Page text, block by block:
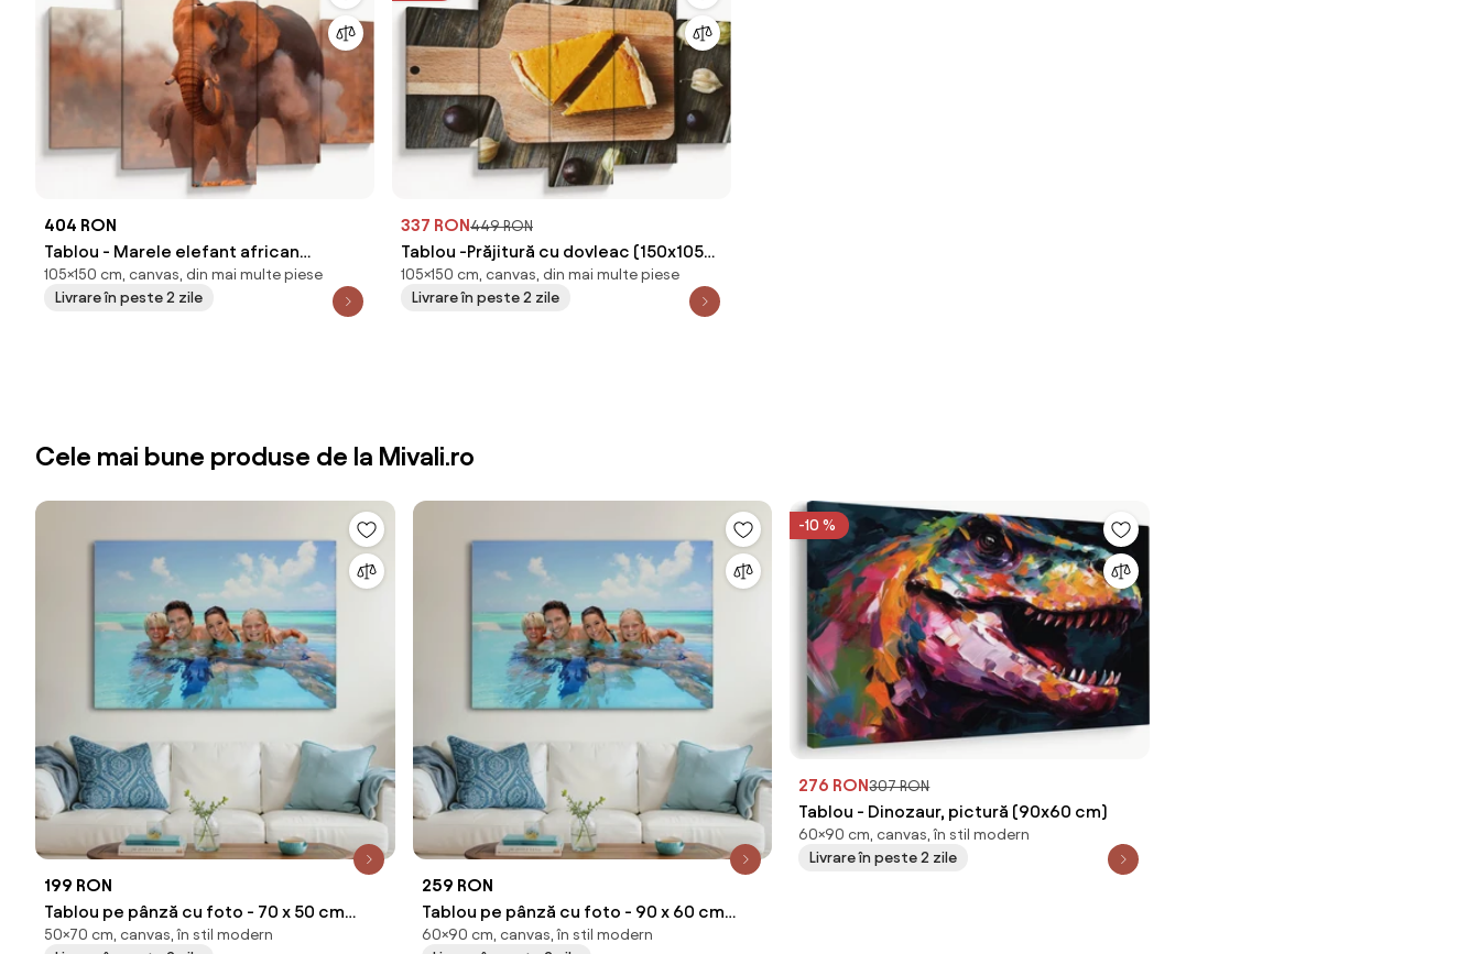
404 RON
Tablou - Marele elefant african
(150x105 cm)
105×150 cm, canvas, din mai multe piese
Livrare în peste 2 zile
337 RON449 RON
Tablou -Prăjitură cu dovleac (150x105
cm)
105×150 cm, canvas, din mai multe piese
Livrare în peste 2 zile
Cele mai bune produse de la Mivali.ro
199 RON
Tablou pe pânză cu foto - 70 x 50 cm
(70x50 cm)
50×70 cm, canvas, în stil modern
259 RON
Tablou pe pânză cu foto - 90 x 60 cm
(90x60 cm)
60×90 cm, canvas, în stil modern
-10 %
276 RON307 RON
Tablou - Dinozaur, pictură (90x60 cm)
60×90 cm, canvas, în stil modern
Livrare în peste 2 zile